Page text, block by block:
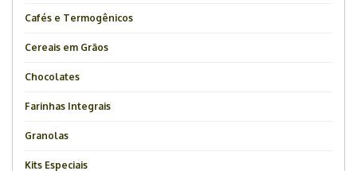
Cafés e Termogênicos
Cereais em Grãos
Chocolates
Farinhas Integrais
Granolas
Kits Especiais